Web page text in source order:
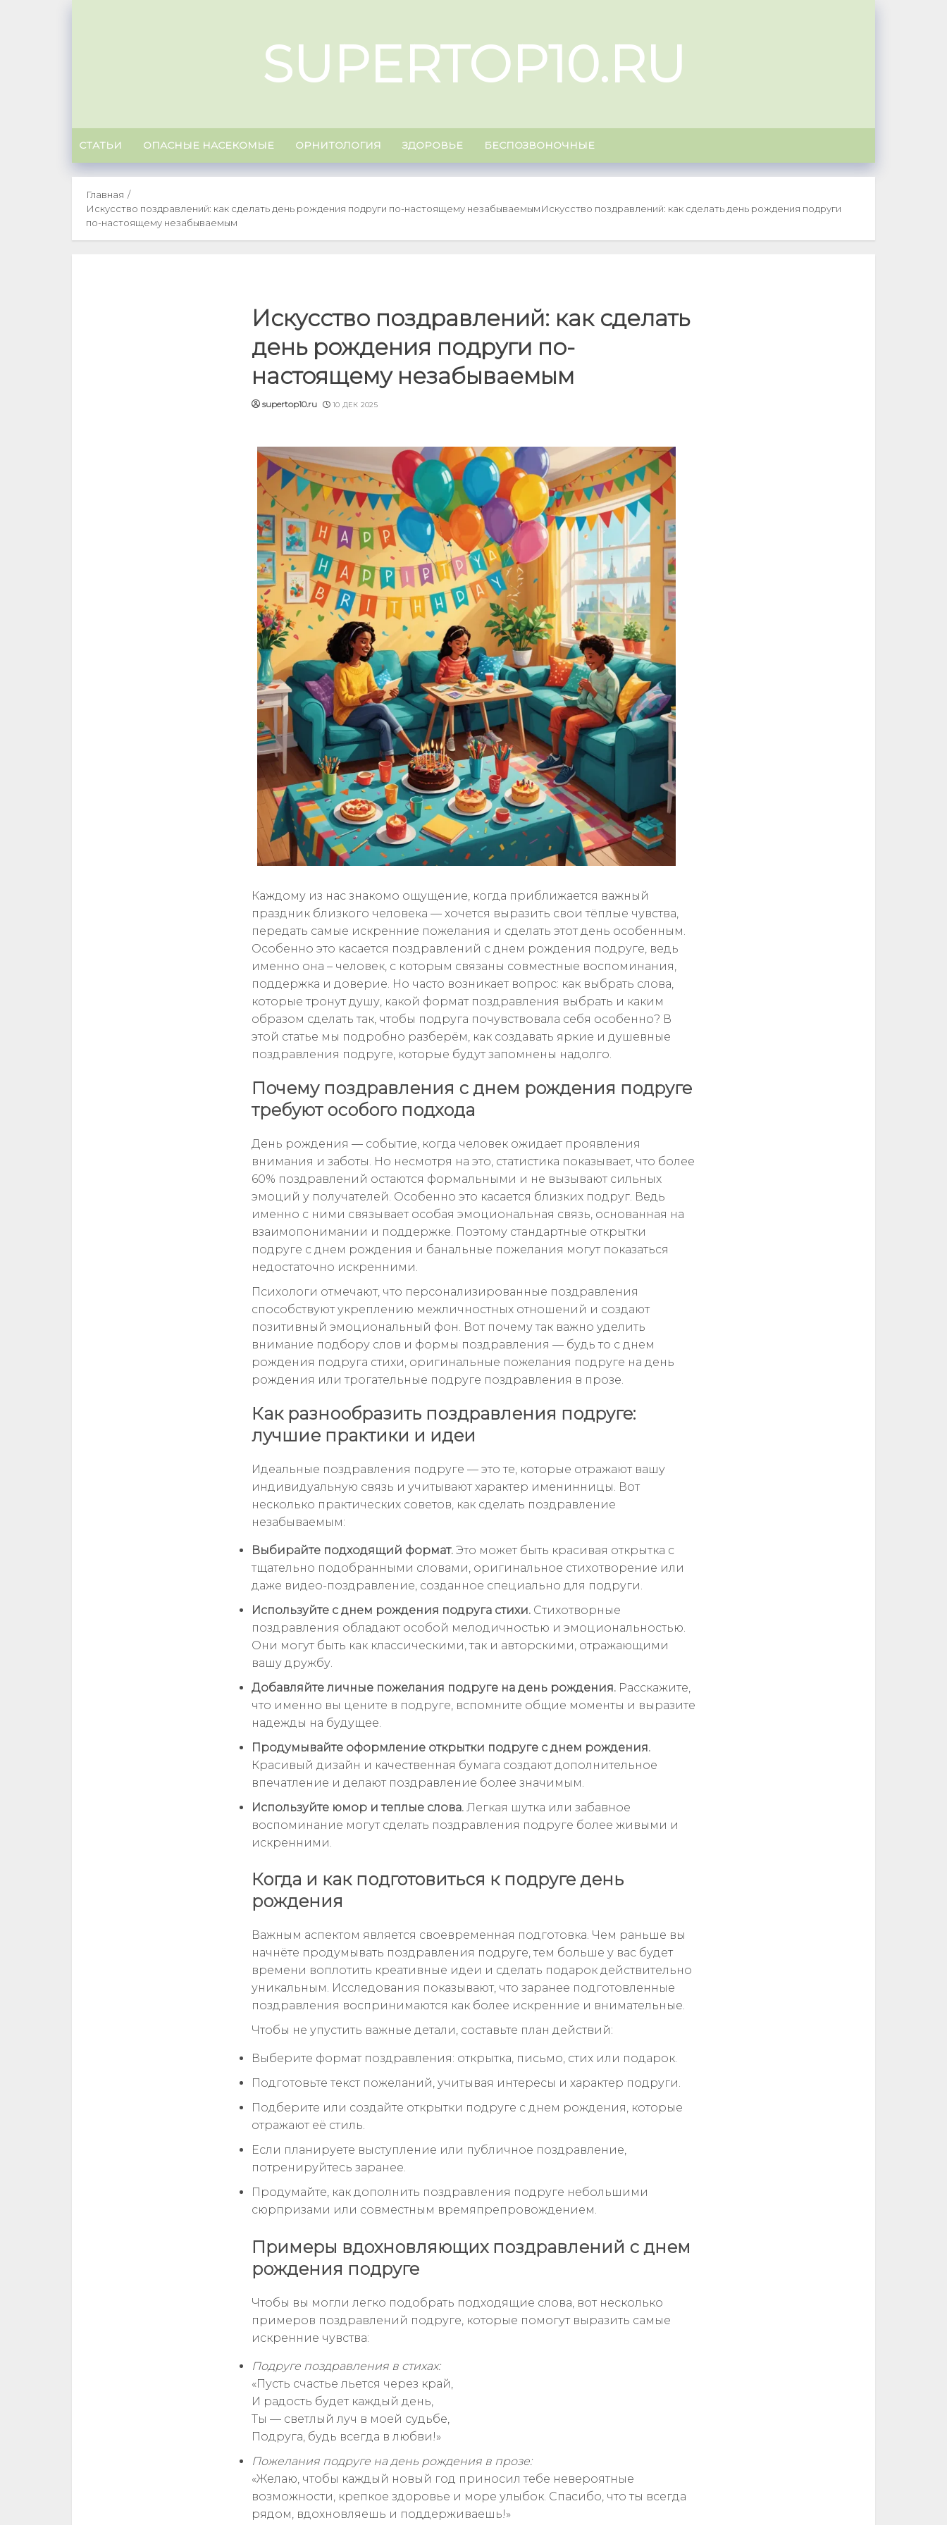
SUPERTOP10.RU
СТАТЬИ ОПАСНЫЕ НАСЕКОМЫЕ ОРНИТОЛОГИЯ ЗДОРОВЬЕ БЕСПОЗВОНОЧНЫЕ
Главная
Искусство поздравлений: как сделать день рождения подруги по-настоящему незабываемымИскусство поздравлений: как сделать день рождения подруги
по-настоящему незабываемым
Искусство поздравлений: как сделать
день рождения подруги по-
настоящему незабываемым
supertop10.ru 10 ДЕК 2025
Каждому из нас знакомо ощущение, когда приближается важный
праздник близкого человека — хочется выразить свои тёплые чувства,
передать самые искренние пожелания и сделать этот день особенным.
Особенно это касается поздравлений с днем рождения подруге, ведь
именно она – человек, с которым связаны совместные воспоминания,
поддержка и доверие. Но часто возникает вопрос: как выбрать слова,
которые тронут душу, какой формат поздравления выбрать и каким
образом сделать так, чтобы подруга почувствовала себя особенно? В
этой статье мы подробно разберём, как создавать яркие и душевные
поздравления подруге, которые будут запомнены надолго.
Почему поздравления с днем рождения подруге
требуют особого подхода
День рождения — событие, когда человек ожидает проявления
внимания и заботы. Но несмотря на это, статистика показывает, что более
60% поздравлений остаются формальными и не вызывают сильных
эмоций у получателей. Особенно это касается близких подруг. Ведь
именно с ними связывает особая эмоциональная связь, основанная на
взаимопонимании и поддержке. Поэтому стандартные открытки
подруге с днем рождения и банальные пожелания могут показаться
недостаточно искренними.
Психологи отмечают, что персонализированные поздравления
способствуют укреплению межличностных отношений и создают
позитивный эмоциональный фон. Вот почему так важно уделить
внимание подбору слов и формы поздравления — будь то с днем
рождения подруга стихи, оригинальные пожелания подруге на день
рождения или трогательные подруге поздравления в прозе.
Как разнообразить поздравления подруге:
лучшие практики и идеи
Идеальные поздравления подруге — это те, которые отражают вашу
индивидуальную связь и учитывают характер именинницы. Вот
несколько практических советов, как сделать поздравление
незабываемым:
Выбирайте подходящий формат. Это может быть красивая открытка с
тщательно подобранными словами, оригинальное стихотворение или
даже видео-поздравление, созданное специально для подруги.
Используйте с днем рождения подруга стихи. Стихотворные
поздравления обладают особой мелодичностью и эмоциональностью.
Они могут быть как классическими, так и авторскими, отражающими
вашу дружбу.
Добавляйте личные пожелания подруге на день рождения. Расскажите,
что именно вы цените в подруге, вспомните общие моменты и выразите
надежды на будущее.
Продумывайте оформление открытки подруге с днем рождения.
Красивый дизайн и качественная бумага создают дополнительное
впечатление и делают поздравление более значимым.
Используйте юмор и теплые слова. Легкая шутка или забавное
воспоминание могут сделать поздравления подруге более живыми и
искренними.
Когда и как подготовиться к подруге день
рождения
Важным аспектом является своевременная подготовка. Чем раньше вы
начнёте продумывать поздравления подруге, тем больше у вас будет
времени воплотить креативные идеи и сделать подарок действительно
уникальным. Исследования показывают, что заранее подготовленные
поздравления воспринимаются как более искренние и внимательные.
Чтобы не упустить важные детали, составьте план действий:
Выберите формат поздравления: открытка, письмо, стих или подарок.
Подготовьте текст пожеланий, учитывая интересы и характер подруги.
Подберите или создайте открытки подруге с днем рождения, которые
отражают её стиль.
Если планируете выступление или публичное поздравление,
потренируйтесь заранее.
Продумайте, как дополнить поздравления подруге небольшими
сюрпризами или совместным времяпрепровождением.
Примеры вдохновляющих поздравлений с днем
рождения подруге
Чтобы вы могли легко подобрать подходящие слова, вот несколько
примеров поздравлений подруге, которые помогут выразить самые
искренние чувства:
Подруге поздравления в стихах:
«Пусть счастье льется через край,
И радость будет каждый день,
Ты — светлый луч в моей судьбе,
Подруга, будь всегда в любви!»
Пожелания подруге на день рождения в прозе:
«Желаю, чтобы каждый новый год приносил тебе невероятные
возможности, крепкое здоровье и море улыбок. Спасибо, что ты всегда
рядом, вдохновляешь и поддерживаешь!»